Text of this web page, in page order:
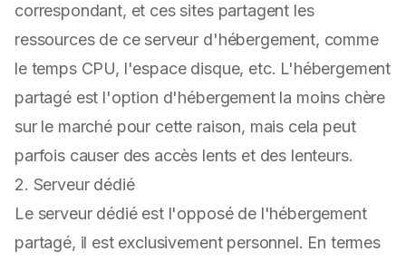
correspondant, et ces sites partagent les
ressources de ce serveur d'hébergement, comme
le temps CPU, l'espace disque, etc. L'hébergement
partagé est l'option d'hébergement la moins chère
sur le marché pour cette raison, mais cela peut
parfois causer des accès lents et des lenteurs.
2. Serveur dédié
Le serveur dédié est l'opposé de l'hébergement
partagé, il est exclusivement personnel. En termes